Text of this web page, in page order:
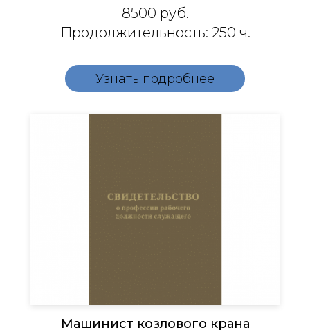
8500 руб.
Продолжительность: 250 ч.
Узнать подробнее
Машинист козлового крана